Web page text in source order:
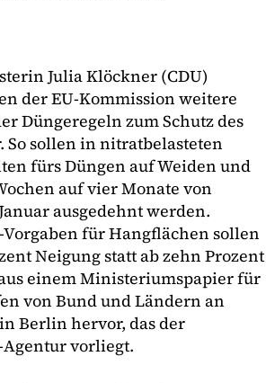
Julia Klöckner (CDU)
der EU-Kommission weitere
Düngeregeln zum Schutz des
So sollen in nitratbelasteten
fürs Düngen auf Weiden und
auf vier Monate von
ausgedehnt werden.
Vorgaben für Hangflächen sollen
Neigung statt ab zehn Prozent
einem Ministeriumspapier für
von Bund und Ländern an
Berlin hervor, das der
Agentur vorliegt.